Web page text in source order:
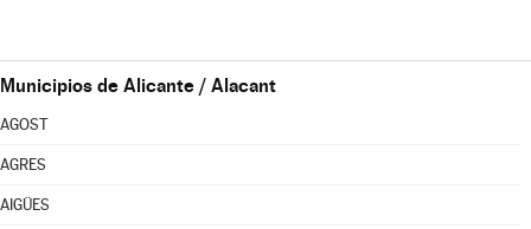
Municipios de Alicante / Alacant
AGOST
AGRES
AIGÜES